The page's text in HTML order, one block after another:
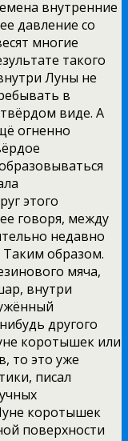
внутренние
давление со
многие
такого
Луны не
в
виде. А
огненно
этого
говоря, между
недавно
образом.
мяча,
внутри
другого
коротышек или
то это уже
писал
коротышек
поверхности